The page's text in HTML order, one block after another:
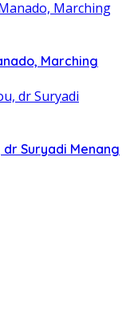
Marching
dr Suryadi Menang